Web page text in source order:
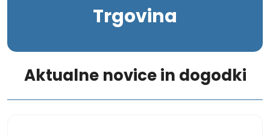
Trgovina
Aktualne novice in dogodki